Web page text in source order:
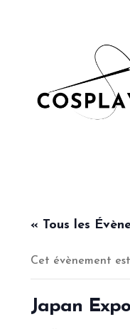
Galerie
Tutoriel
Événements
« Tous les
Cet évènement
Japan Expo